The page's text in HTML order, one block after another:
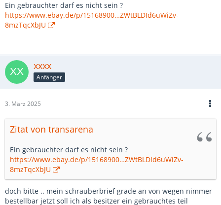
Ein gebrauchter darf es nicht sein ?
https://www.ebay.de/p/15168900…ZWtBLDId6uWiZv-
8mzTqcXbJU
xxxx
Anfänger
3. März 2025
Zitat von transarena
Ein gebrauchter darf es nicht sein ?
https://www.ebay.de/p/15168900…ZWtBLDId6uWiZv-
8mzTqcXbJU
doch bitte .. mein schrauberbrief grade an von wegen nimmer
bestellbar jetzt soll ich als besitzer ein gebrauchtes teil